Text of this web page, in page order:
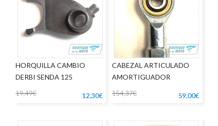
HORQUILLA CAMBIO
DERBI SENDA 125
19,49€
12,30€
CABEZAL ARTICULADO
AMORTIGUADOR
154,37€ 59,00€